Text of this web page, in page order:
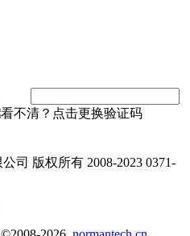
司 版权所有 2008-2023 0371-